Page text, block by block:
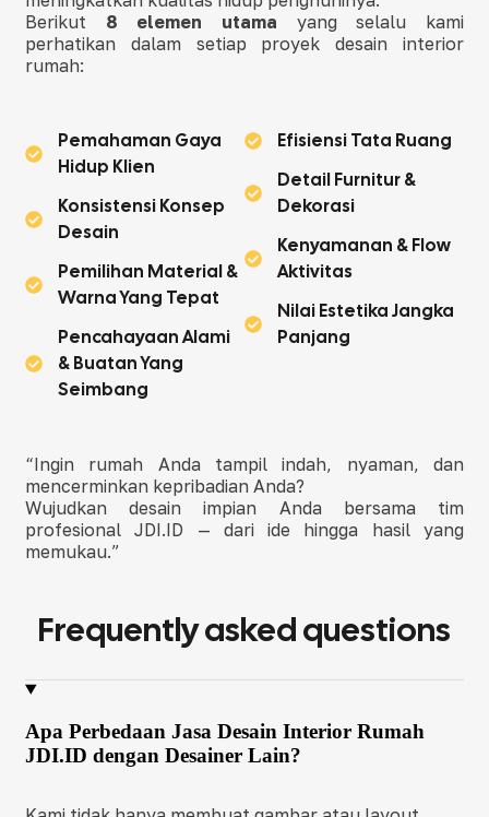
Berikut 8 elemen utama yang selalu kami
perhatikan dalam setiap proyek desain interior
rumah:
Pemahaman Gaya
Hidup Klien
Konsistensi Konsep
Desain
Pemilihan Material &
Warna Yang Tepat
Pencahayaan Alami
& Buatan Yang
Seimbang
Efisiensi Tata Ruang
Detail Furnitur &
Dekorasi
Kenyamanan & Flow
Aktivitas
Nilai Estetika Jangka
Panjang
“Ingin rumah Anda tampil indah, nyaman, dan
mencerminkan kepribadian Anda?
Wujudkan desain impian Anda bersama tim
profesional JDI.ID — dari ide hingga hasil yang
memukau.”
Frequently asked questions
Apa Perbedaan Jasa Desain Interior Rumah
JDI.ID dengan Desainer Lain?